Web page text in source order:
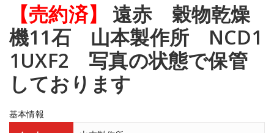
【売約済】
遠赤 穀物乾燥
機11石 山本製作所 NCD1
1UXF2 写真の状態で保管
しております
基本情報